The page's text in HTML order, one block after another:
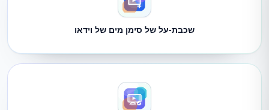
שכבת-על של סימן מים של וידאו